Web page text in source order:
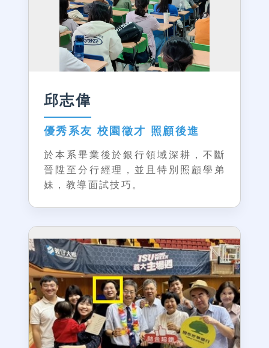
邱志偉
優秀系友 校園徵才 照顧後進
於本系畢業後於銀行領域深耕，不斷
晉陞至分行經理，並且特別照顧學弟
妹，教導面試技巧。